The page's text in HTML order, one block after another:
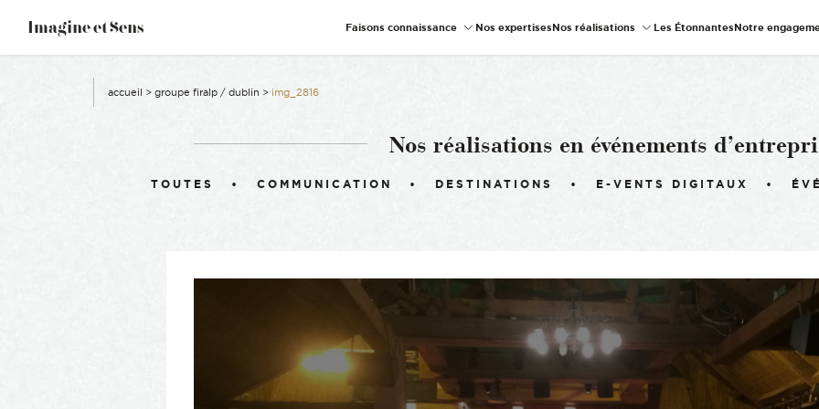
Imagine et Sens–
Événementiel
Communicants
Faisons connaissance Nos expertisesNos réalisations Les ÉtonnantesNotre
accueil > groupe firalp / dublin > img_2816
Nos réalisations en événements
TOUTES COMMUNICATION DESTINATIONS E-VENTS DIGITAUX